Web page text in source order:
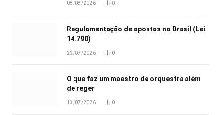
08/08/2026 0
Regulamentação de apostas no Brasil (Lei
14.790)
22/07/2026 0
O que faz um maestro de orquestra além
de reger
13/07/2026 0